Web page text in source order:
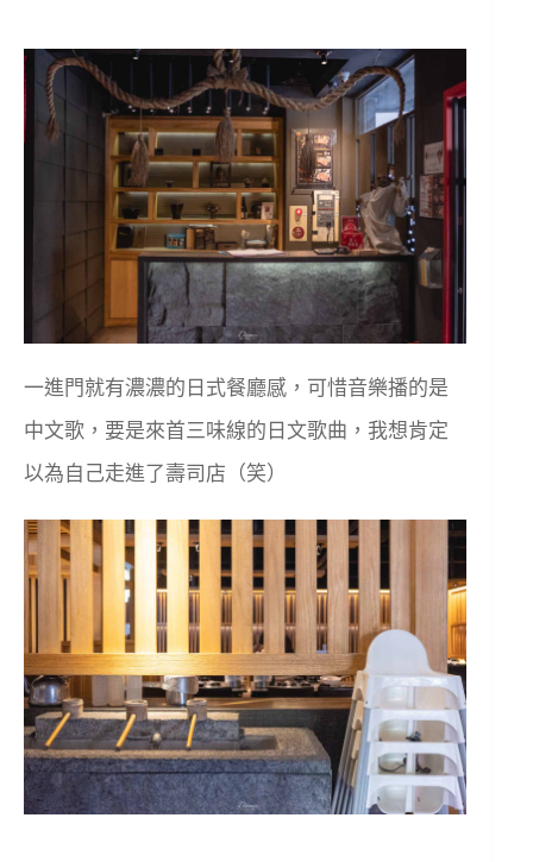
一進門就有濃濃的日式餐廳感，可惜音樂播的是
中文歌，要是來首三味線的日文歌曲，我想肯定
以為自己走進了壽司店（笑）